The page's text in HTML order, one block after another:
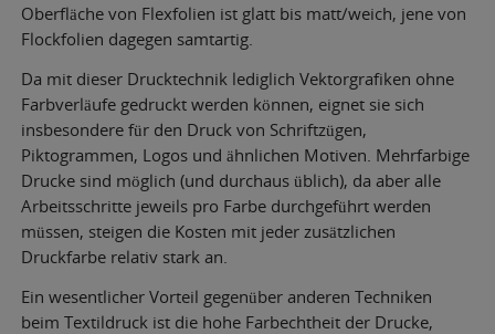
Oberfläche von Flexfolien ist glatt bis matt/weich, jene von
Flockfolien dagegen samtartig.
Da mit dieser Drucktechnik lediglich Vektorgrafiken ohne
Farbverläufe gedruckt werden können, eignet sie sich
insbesondere für den Druck von Schriftzügen,
Piktogrammen, Logos und ähnlichen Motiven. Mehrfarbige
Drucke sind möglich (und durchaus üblich), da aber alle
Arbeitsschritte jeweils pro Farbe durchgeführt werden
müssen, steigen die Kosten mit jeder zusätzlichen
Druckfarbe relativ stark an.
Ein wesentlicher Vorteil gegenüber anderen Techniken
beim Textildruck ist die hohe Farbechtheit der Drucke,